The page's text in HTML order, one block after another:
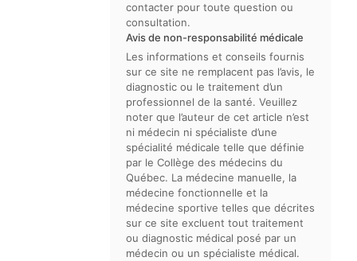
contacter pour toute question ou
consultation.
Avis de non-responsabilité médicale
Les informations et conseils fournis
sur ce site ne remplacent pas l’avis, le
diagnostic ou le traitement d’un
professionnel de la santé. Veuillez
noter que l’auteur de cet article n’est
ni médecin ni spécialiste d’une
spécialité médicale telle que définie
par le Collège des médecins du
Québec. La médecine manuelle, la
médecine fonctionnelle et la
médecine sportive telles que décrites
sur ce site excluent tout traitement
ou diagnostic médical posé par un
médecin ou un spécialiste médical.